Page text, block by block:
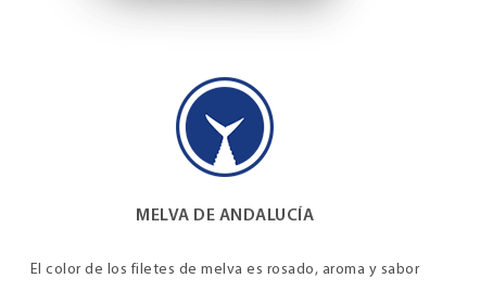
MELVA DE ANDALUCÍA
El color de los filetes de melva es rosado, aroma y sabor